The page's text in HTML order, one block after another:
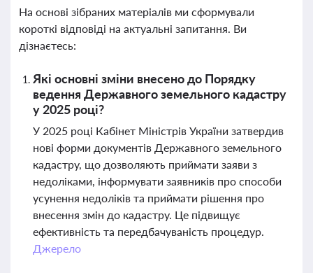
На основі зібраних матеріалів ми сформували
короткі відповіді на актуальні запитання. Ви
дізнаєтесь:
Які основні зміни внесено до Порядку
ведення Державного земельного кадастру
у 2025 році?
У 2025 році Кабінет Міністрів України затвердив
нові форми документів Державного земельного
кадастру, що дозволяють приймати заяви з
недоліками, інформувати заявників про способи
усунення недоліків та приймати рішення про
внесення змін до кадастру. Це підвищує
ефективність та передбачуваність процедур.
Джерело